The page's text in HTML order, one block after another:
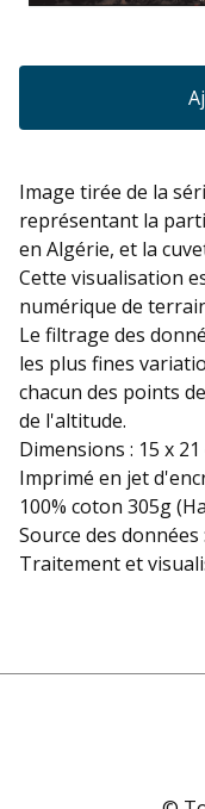
Image tirée de la
représentant la
en Algérie, et la
Cette visualisation
numérique de
Le filtrage des
les plus fines
chacun des points
de l'altitude.
Dimensions : 15 x 21
Imprimé en jet
100% coton 305g
Source des données
Traitement et